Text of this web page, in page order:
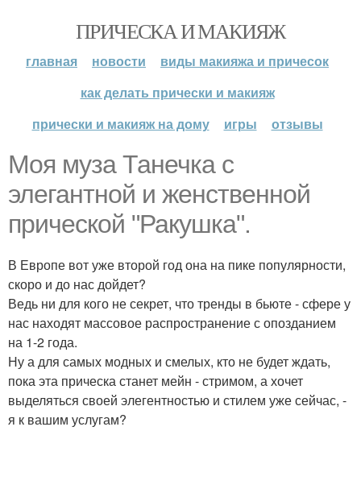
ПРИЧЕСКА И МАКИЯЖ
главная новости
виды макияжа и причесок
как делать прически и макияж
прически и макияж на дому
игры отзывы
Моя муза Танечка с
элегантной и женственной
прической "Ракушка".
В Европе вот уже второй год она на пике популярности,
скоро и до нас дойдет?
Ведь ни для кого не секрет, что тренды в бьюте - сфере у
нас находят массовое распространение с опозданием
на 1-2 года.
Ну а для самых модных и смелых, кто не будет ждать,
пока эта прическа станет мейн - стримом, а хочет
выделяться своей элегентностью и стилем уже сейчас, -
я к вашим услугам?